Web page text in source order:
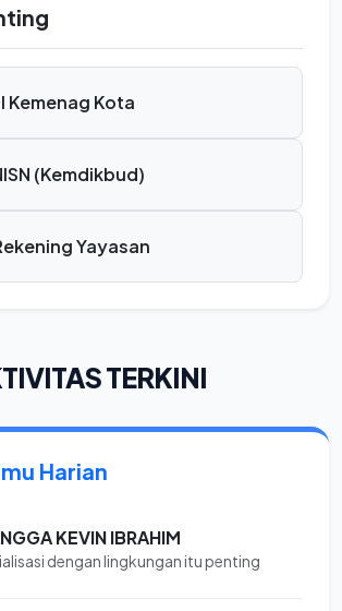
Kemenag Kota
(Kemdikbud)
Yayasan
TERKINI
Harian
KEVIN IBRAHIM
dengan lingkungan itu penting